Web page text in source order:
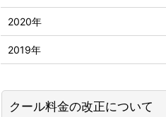
クール料金の改正について
2020年
2019年